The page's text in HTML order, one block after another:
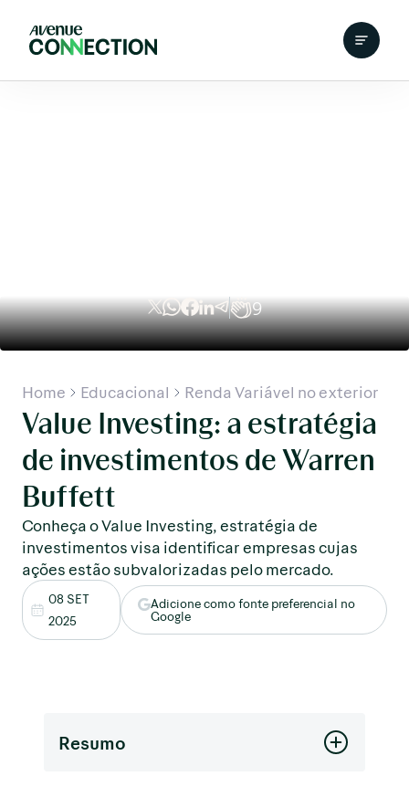
9
Home Educacional Renda Variável no exterior
Value Investing: a estratégia
de investimentos de Warren
Buffett
Conheça o Value Investing, estratégia de
investimentos visa identificar empresas cujas
ações estão subvalorizadas pelo mercado.
08 SET
2025
Adicione como fonte preferencial no
Google
Resumo